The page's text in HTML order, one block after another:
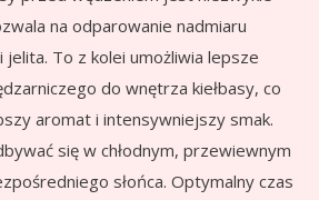
na odparowanie nadmiaru
To z kolei umożliwia lepsze
do wnętrza kiełbasy, co
aromat i intensywniejszy smak.
się w chłodnym, przewiewnym
słońca. Optymalny czas